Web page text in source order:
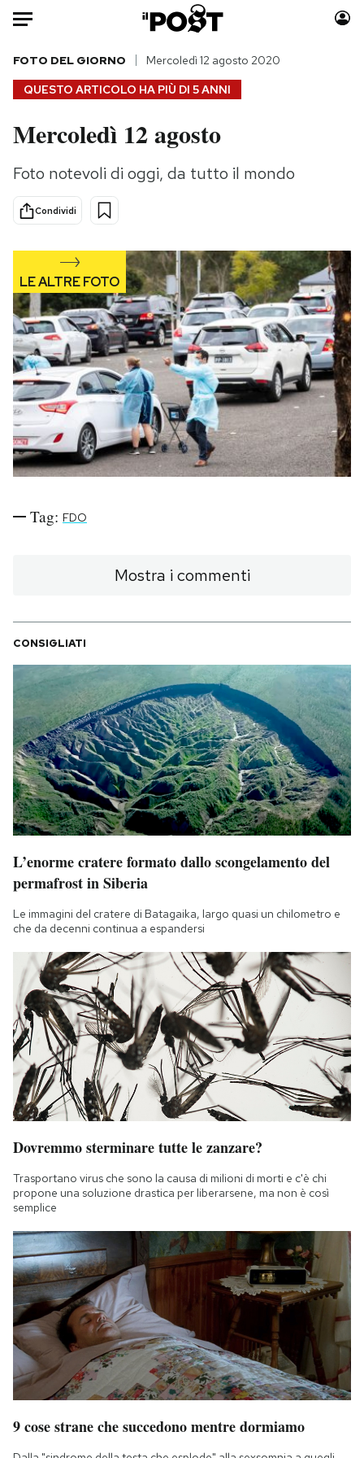
Auto
HOME
Italia
Politica
Tecnologia
Scienza
Cultura
Economia
Sport
Moda
Consumismi
Media
Europa
Altrecose
Mondiali calcio 2026
PODCAST
NEWSLETTER
AREA PERSONALE
Area Personale
Newsletter
Notifiche mobile
Regala il Post
Hai bisogno di aiuto?
Esci
QUESTO ARTICOLO HA PIÙ DI 5 ANNI
FOTO DEL GIORNO Mercoledì 12 agosto 2020
Mercoledì 12 agosto
Foto notevoli di oggi, da tutto il mondo
Condividi
Tag: FDO
Mostra i commenti
CONSIGLIATI
L’enorme cratere formato dallo scongelamento del
permafrost in Siberia
Le immagini del cratere di Batagaika, largo quasi un chilometro e
che da decenni continua a espandersi
Dovremmo sterminare tutte le zanzare?
Trasportano virus che sono la causa di milioni di morti e c'è chi
propone una soluzione drastica per liberarsene, ma non è così
semplice
9 cose strane che succedono mentre dormiamo